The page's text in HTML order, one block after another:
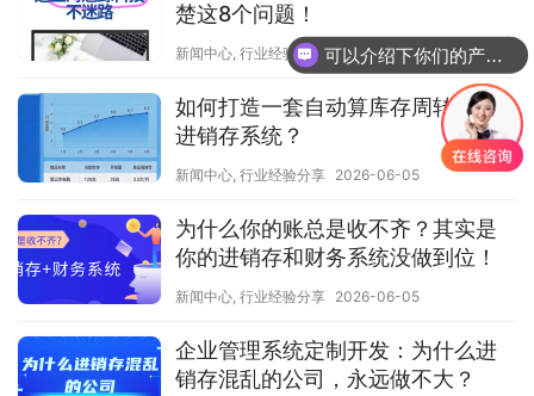
楚这8个问题！
新闻中心, 行业经验分享 2026-06-08
如何打造一套自动算库存周转率的
进销存系统？
新闻中心, 行业经验分享 2026-06-05
为什么你的账总是收不齐？其实是
你的进销存和财务系统没做到位！
新闻中心, 行业经验分享 2026-06-05
企业管理系统定制开发：为什么进
销存混乱的公司，永远做不大？
可以介绍下你们的产品么